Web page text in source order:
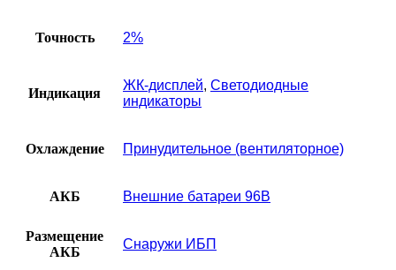
Точность 2%
Индикация
ЖК-дисплей, Светодиодные
индикаторы
Охлаждение Принудительное (вентиляторное)
АКБ Внешние батареи 96В
Размещение
АКБ
Снаружи ИБП